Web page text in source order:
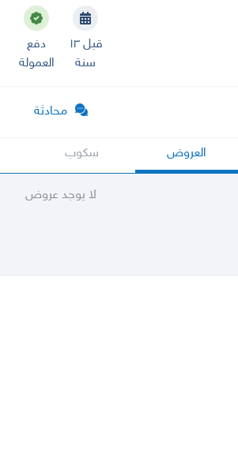
قبل ١٣
سنة
دفع
العمولة
محادثة
العروض سكوب
لا يوجد عروض